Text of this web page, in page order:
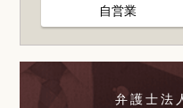
自営業
弁護士法